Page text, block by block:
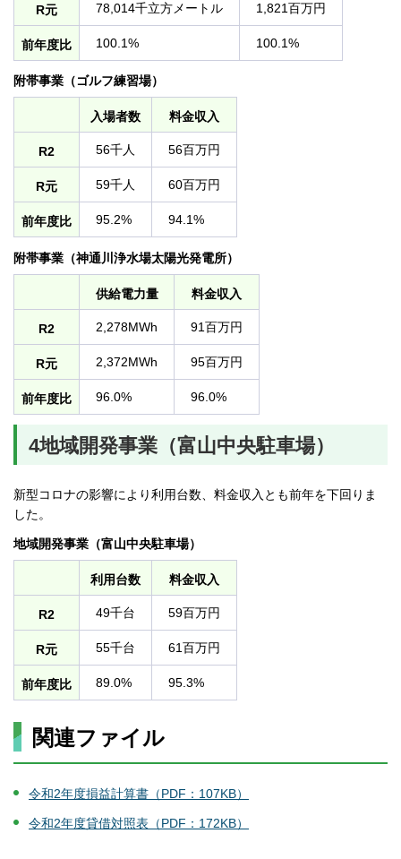
R元 78,014千立方メートル 1,821百万円
前年度比 100.1% 100.1%
附帯事業（ゴルフ練習場）
入場者数 料金収入
R2 56千人 56百万円
R元 59千人 60百万円
前年度比 95.2% 94.1%
附帯事業（神通川浄水場太陽光発電所）
供給電力量 料金収入
R2 2,278MWh 91百万円
R元 2,372MWh 95百万円
前年度比 96.0% 96.0%
4地域開発事業（富山中央駐車場）
新型コロナの影響により利用台数、料金収入とも前年を下回りま
した。
地域開発事業（富山中央駐車場）
利用台数 料金収入
R2 49千台 59百万円
R元 55千台 61百万円
前年度比 89.0% 95.3%
関連ファイル
令和2年度損益計算書（PDF：107KB）
令和2年度貸借対照表（PDF：172KB）